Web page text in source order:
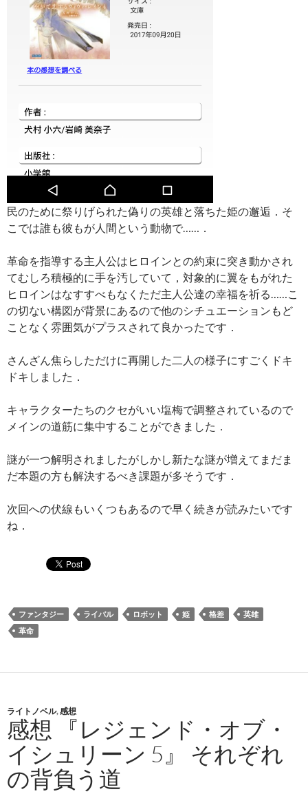
民のために祭りげられた偽りの英雄と落ちた姫の邂逅．そ
こでは誰も彼もが人間という動物で……．
革命を指導する主人公はヒロインとの約束に突き動かされ
てむしろ積極的に手を汚していて，対象的に翼をもがれた
ヒロインはなすすべもなくただ主人公達の幸福を祈る……こ
の切ない構図が背景にあるので他のシチュエーションもど
ことなく雰囲気がプラスされて良かったです．
さんざん焦らしただけに再開した二人の様子にすごくドキ
ドキしました．
キャラクターたちのクセがいい塩梅で調整されているので
メインの道筋に集中することができました．
謎が一つ解明されましたがしかし新たな謎が増えてまだま
だ本題の方も解決するべき課題が多そうです．
次回への伏線もいくつもあるので早く続きが読みたいです
ね．
ファンタジー ライバル ロボット 姫 格差
英雄
革命
ライトノベル,感想
感想 『レジェンド・オブ・
イシュリーン 5』 それぞれ
の背負う道